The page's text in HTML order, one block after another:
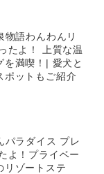
物語わんわんリ
たよ！ 上質な温
を満喫！| 愛犬と
ポットもご紹介
パラダイス プレ
よ！プライベー
リゾートステ